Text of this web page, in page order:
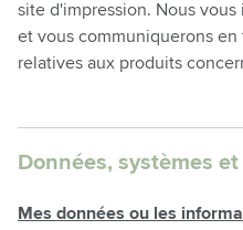
site d'impression. Nous
et vous communiquerons
relatives aux produits
Données, systèmes
Mes données ou les